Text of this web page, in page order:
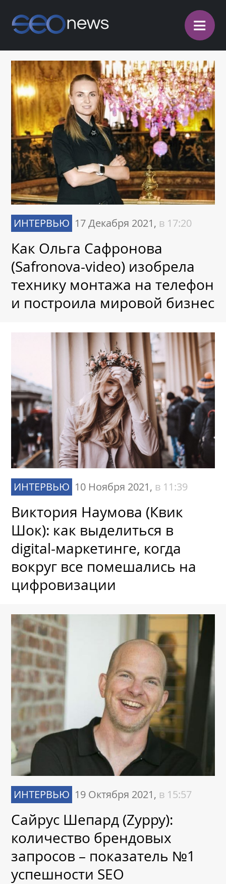
≡
ИНТЕРВЬЮ 17 Декабря 2021, в 17:20
Как Ольга Сафронова
(Safronova-video) изобрела
технику монтажа на телефон
и построила мировой бизнес
ИНТЕРВЬЮ 10 Ноября 2021, в 11:39
Виктория Наумова (Квик
Шок): как выделиться в
digital-маркетинге, когда
вокруг все помешались на
цифровизации
ИНТЕРВЬЮ 19 Октября 2021, в 15:57
Сайрус Шепард (Zyppy):
количество брендовых
запросов – показатель №1
успешности SEO